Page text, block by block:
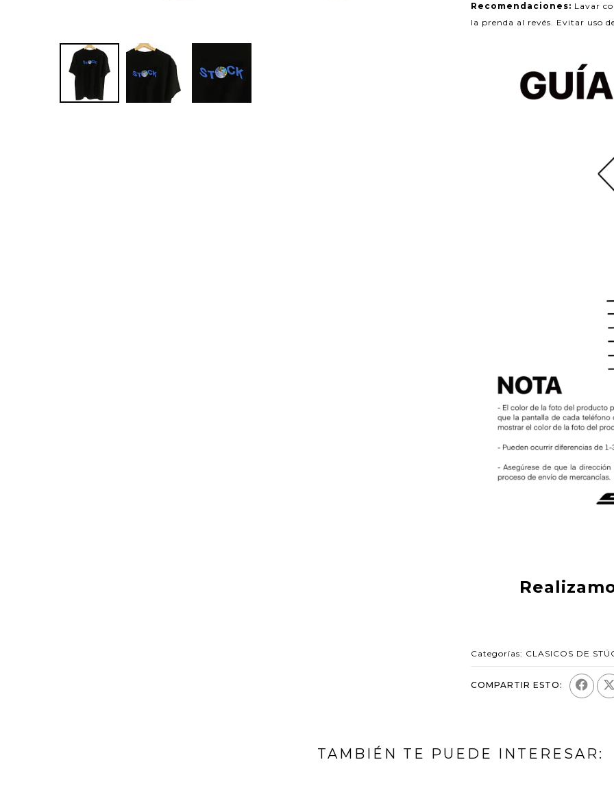
Recomendaciones: Lavar
la prenda al revés. Evitar uso
Categorías: CLASICOS DE
COMPARTIR ESTO:
TAMBIÉN TE PUEDE INTERESAR: